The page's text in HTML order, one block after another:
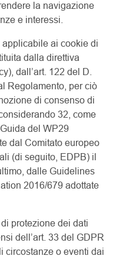
la navigazione
e interessi.
applicabile ai cookie di
dalla direttiva
dall’art. 122 del D.
Regolamento, per ciò
di consenso di
32, come
del WP29
dal Comitato europeo
(di seguito, EDPB) il
dalle Guidelines
2016/679 adottate
protezione dei dati
dell’art. 33 del GDPR
circostanze o eventi dai